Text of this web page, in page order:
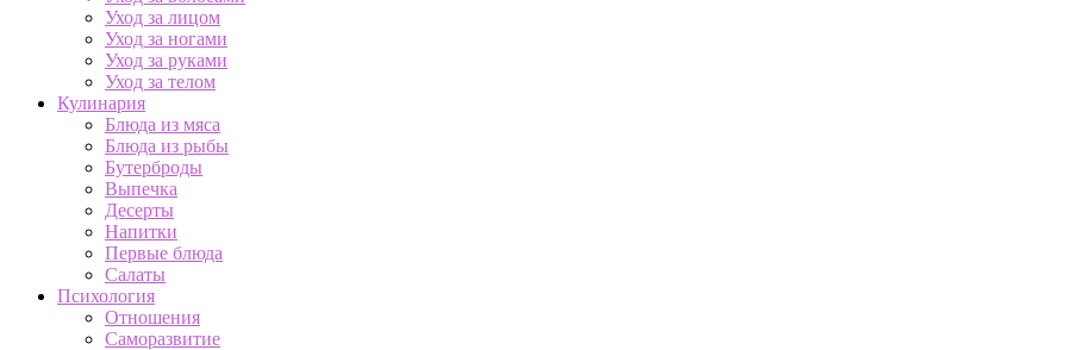
Уход за лицом
Уход за ногами
Уход за руками
Уход за телом
Кулинария
Блюда из мяса
Блюда из рыбы
Бутерброды
Выпечка
Десерты
Напитки
Первые блюда
Салаты
Психология
Отношения
Саморазвитие